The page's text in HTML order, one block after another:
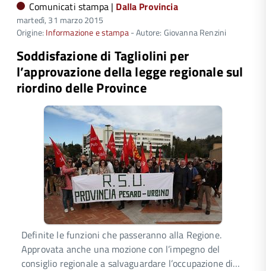
Comunicati stampa | Dalla Provincia
martedì, 31 marzo 2015
Origine: Informazione e stampa- Autore: Giovanna Renzini
Soddisfazione di Tagliolini per
l’approvazione della legge regionale sul
riordino delle Province
Definite le funzioni che passeranno alla Regione.
Approvata anche una mozione con l’impegno del
consiglio regionale a salvaguardare l’occupazione di…